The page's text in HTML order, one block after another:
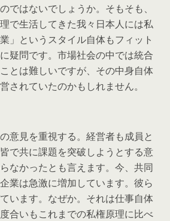
ではないでしょうか。そもそも、
で生活してきた我々日本人には私
」というスタイル自体もフィット
疑問です。市場社会の中では統合
とは難しいですが、その中身自体
されていたのかもしれません。
意見を重視する。経営者も成員と
で共に課題を突破しようとする意
なかったとも言えます。今、共同
業は急激に増加しています。彼ら
います。なぜか。それは仕事自体
合いもこれまでの私権原理に比べ